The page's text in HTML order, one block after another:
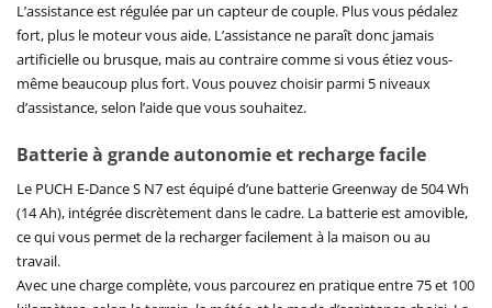
L’assistance est régulée par un capteur de couple. Plus vous pédalez
fort, plus le moteur vous aide. L’assistance ne paraît donc jamais
artificielle ou brusque, mais au contraire comme si vous étiez vous-
même beaucoup plus fort. Vous pouvez choisir parmi 5 niveaux
d’assistance, selon l’aide que vous souhaitez.
Batterie à grande autonomie et recharge facile
Le PUCH E-Dance S N7 est équipé d’une batterie Greenway de 504 Wh
(14 Ah), intégrée discrètement dans le cadre. La batterie est amovible,
ce qui vous permet de la recharger facilement à la maison ou au
travail.
Avec une charge complète, vous parcourez en pratique entre 75 et 100